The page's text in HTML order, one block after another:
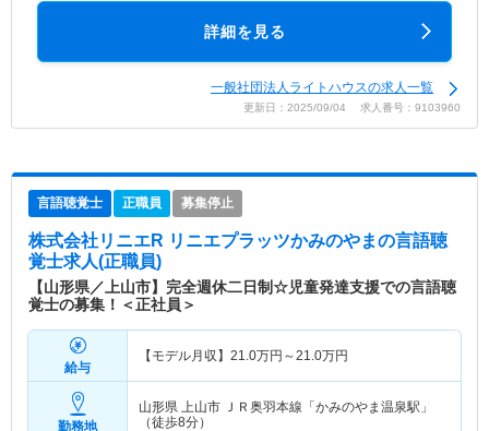
詳細を見る
一般社団法人ライトハウスの求人一覧
更新日：2025/09/04 求人番号：9103960
言語聴覚士 正職員 募集停止
株式会社リニエR リニエプラッツかみのやまの言語聴
覚士求人(正職員)
【山形県／上山市】完全週休二日制☆児童発達支援での言語聴
覚士の募集！＜正社員＞
給与
【モデル月収】 21.0万円～21.0万円
勤務地
山形県 上山市 ＪＲ奥羽本線「かみのやま温泉駅」
（徒歩8分）